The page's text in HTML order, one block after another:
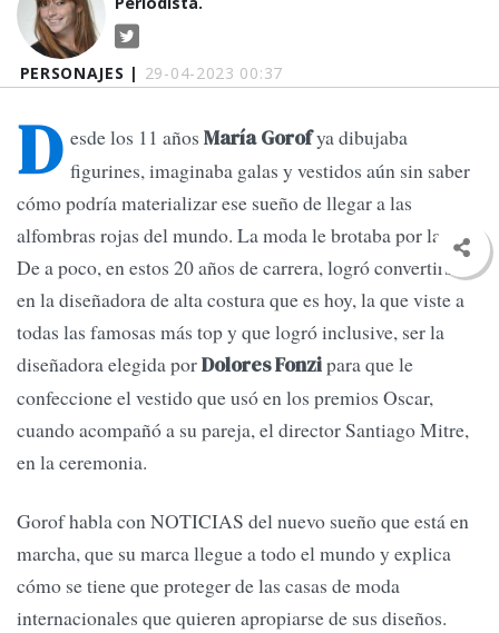
PERSONAJES | 29-04-2023 00:37
D esde los 11 años María Gorofya dibujaba
figurines, imaginaba galas y vestidos aún sin saber
cómo podría materializar ese sueño de llegar a las
alfombras rojas del mundo. La moda le brotaba por la piel.
De a poco, en estos 20 años de carrera, logró convertirse
en la diseñadora de alta costura que es hoy, la que viste a
todas las famosas más top y que logró inclusive, ser la
diseñadora elegida porDolores Fonzipara que le
confeccione el vestido que usó en los premios Oscar,
cuando acompañó a su pareja, el director Santiago Mitre,
en la ceremonia.
Gorof habla con NOTICIAS del nuevo sueño que está en
marcha, que su marca llegue a todo el mundo y explica
cómo se tiene que proteger de las casas de moda
internacionales que quieren apropiarse de sus diseños.